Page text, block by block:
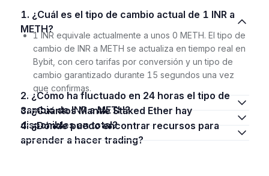
1. ¿Cuál es el tipo de cambio actual de 1 INR a
METH?
1 INR equivale actualmente a unos 0 METH. El tipo de
cambio de INR a METH se actualiza en tiempo real en
Bybit, con cero tarifas por conversión y un tipo de
cambio garantizado durante 15 segundos una vez
que confirmas.
2. ¿Cómo ha fluctuado en 24 horas el tipo de
cambio de INR a METH?
3. ¿Cuántos Mantle Staked Ether hay
disponibles en total?
4. ¿Dónde puedo encontrar recursos para
aprender a hacer trading?